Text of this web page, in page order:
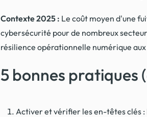
Contexte 2025 : Le coût moyen d'une
cybersécurité pour de nombreux
résilience opérationnelle numérique
5 bonnes pratiques
Activer et vérifier les en-têtes clés